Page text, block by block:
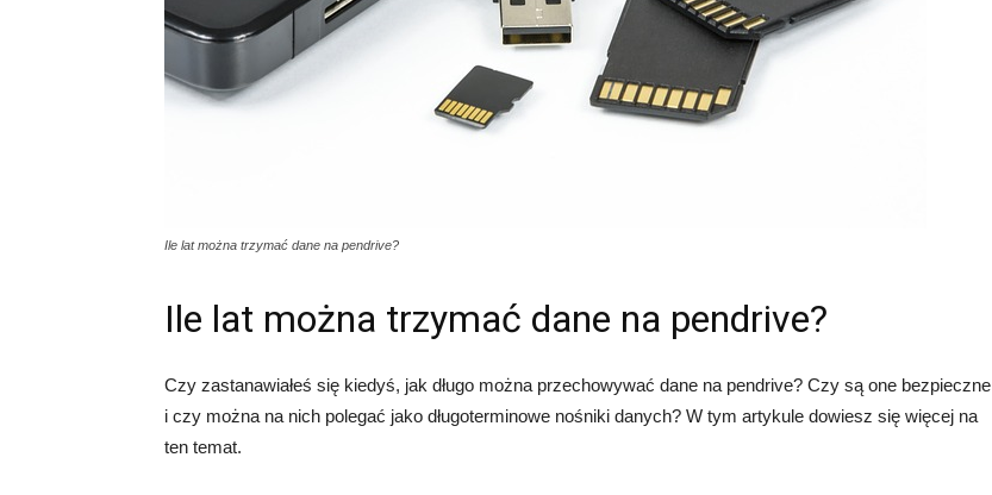
Ile lat można trzymać dane na pendrive?
Ile lat można trzymać dane na pendrive?
Czy zastanawiałeś się kiedyś, jak długo można przechowywać dane na pendrive? Czy są one bezpieczne
i czy można na nich polegać jako długoterminowe nośniki danych? W tym artykule dowiesz się więcej na
ten temat.